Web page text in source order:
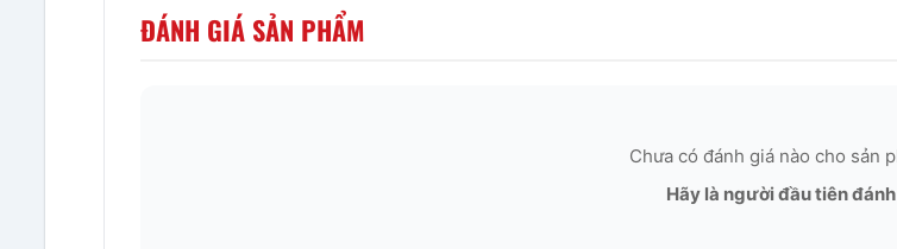
ĐÁNH GIÁ SẢN PHẨM
Chưa có đánh giá nào cho sản
Hãy là người đầu tiên